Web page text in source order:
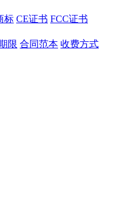
标 CE证书 FCC证书
限 合同范本 收费方式